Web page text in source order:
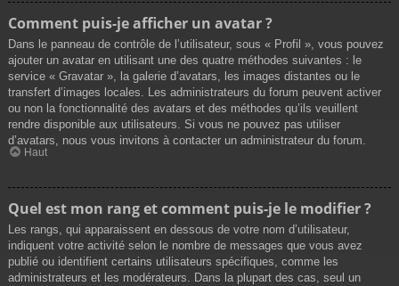
Comment puis-je afficher un avatar ?
Dans le panneau de contrôle de l’utilisateur, sous « Profil », vous pouvez
ajouter un avatar en utilisant une des quatre méthodes suivantes : le
service « Gravatar », la galerie d’avatars, les images distantes ou le
transfert d’images locales. Les administrateurs du forum peuvent activer
ou non la fonctionnalité des avatars et des méthodes qu’ils veuillent
rendre disponible aux utilisateurs. Si vous ne pouvez pas utiliser
d’avatars, nous vous invitons à contacter un administrateur du forum.
Haut
Quel est mon rang et comment puis-je le modifier ?
Les rangs, qui apparaissent en dessous de votre nom d’utilisateur,
indiquent votre activité selon le nombre de messages que vous avez
publié ou identifient certains utilisateurs spécifiques, comme les
administrateurs et les modérateurs. Dans la plupart des cas, seul un